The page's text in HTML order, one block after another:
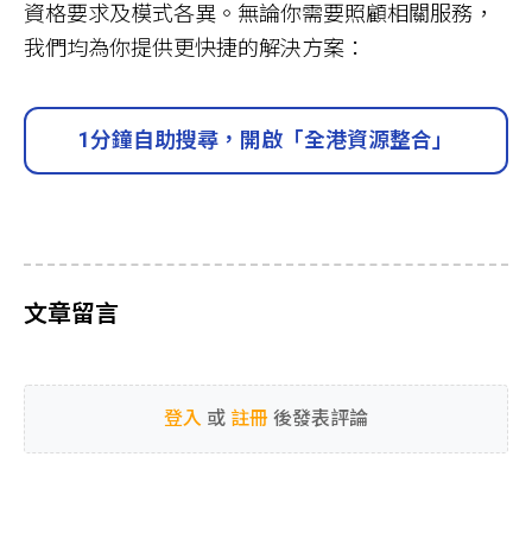
資格要求及模式各異。無論你需要照顧相關服務，
我們均為你提供更快捷的解決方案：
1分鐘自助搜尋，開啟「全港資源整合」
文章留言
登入 或 註冊 後發表評論